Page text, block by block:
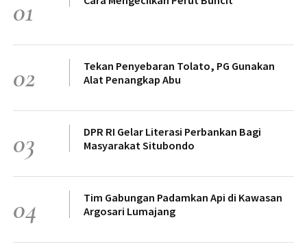
01
02
Tekan Penyebaran Tolato, PG Gunakan
Alat Penangkap Abu
03
DPR RI Gelar Literasi Perbankan Bagi
Masyarakat Situbondo
04
Tim Gabungan Padamkan Api di Kawasan
Argosari Lumajang